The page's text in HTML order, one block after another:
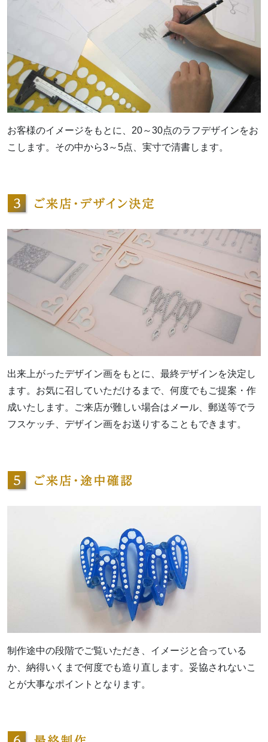
お客様のイメージをもとに、20～30点のラフデザインをお
こします。その中から3～5点、実寸で清書します。
出来上がったデザイン画をもとに、最終デザインを決定し
ます。お気に召していただけるまで、何度でもご提案・作
成いたします。ご来店が難しい場合はメール、郵送等でラ
フスケッチ、デザイン画をお送りすることもできます。
制作途中の段階でご覧いただき、イメージと合っている
か、納得いくまで何度でも造り直します。妥協されないこ
とが大事なポイントとなります。